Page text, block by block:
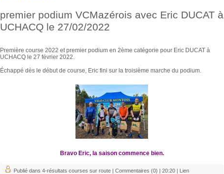
premier podium VCMazérois avec Eric DUCAT à
UCHACQ le 27/02/2022
Première course 2022 et premier podium en 2ème catégorie pour Eric DUCAT à
UCHACQ le 27 février 2022.
Échappé dès le début de course, Eric fini sur la troisième marche du podium.
Bravo Eric, la saison commence bien.
Publié dans 4-résultats courses sur route | Commentaires (0) | 20:20 | Lien